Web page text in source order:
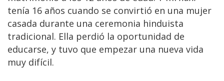
tenía 16 años cuando se convirtió en una mujer
casada durante una ceremonia hinduista
tradicional. Ella perdió la oportunidad de
educarse, y tuvo que empezar una nueva vida
muy difícil.